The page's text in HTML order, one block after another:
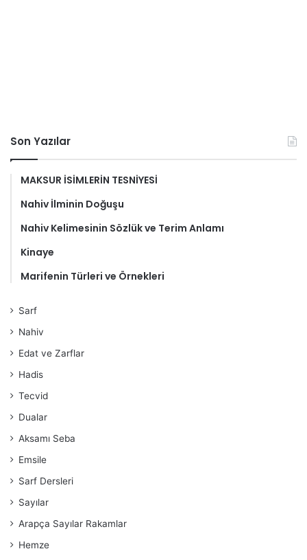
Son Yazılar
MAKSUR İSİMLERİN TESNİYESİ
Nahiv İlminin Doğuşu
Nahiv Kelimesinin Sözlük ve Terim Anlamı
Kinaye
Marifenin Türleri ve Örnekleri
Sarf
Nahiv
Edat ve Zarflar
Hadis
Tecvid
Dualar
Aksamı Seba
Emsile
Sarf Dersleri
Sayılar
Arapça Sayılar Rakamlar
Hemze